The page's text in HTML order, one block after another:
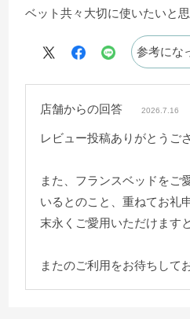
ベット共々大切に使いたいと思
参考にな
店舗からの回答 2026.7.16
レビュー投稿ありがとうご
また、フランスベッドをご
いるとのこと、重ねてお礼
末永くご愛用いただけます
またのご利用をお待ちして